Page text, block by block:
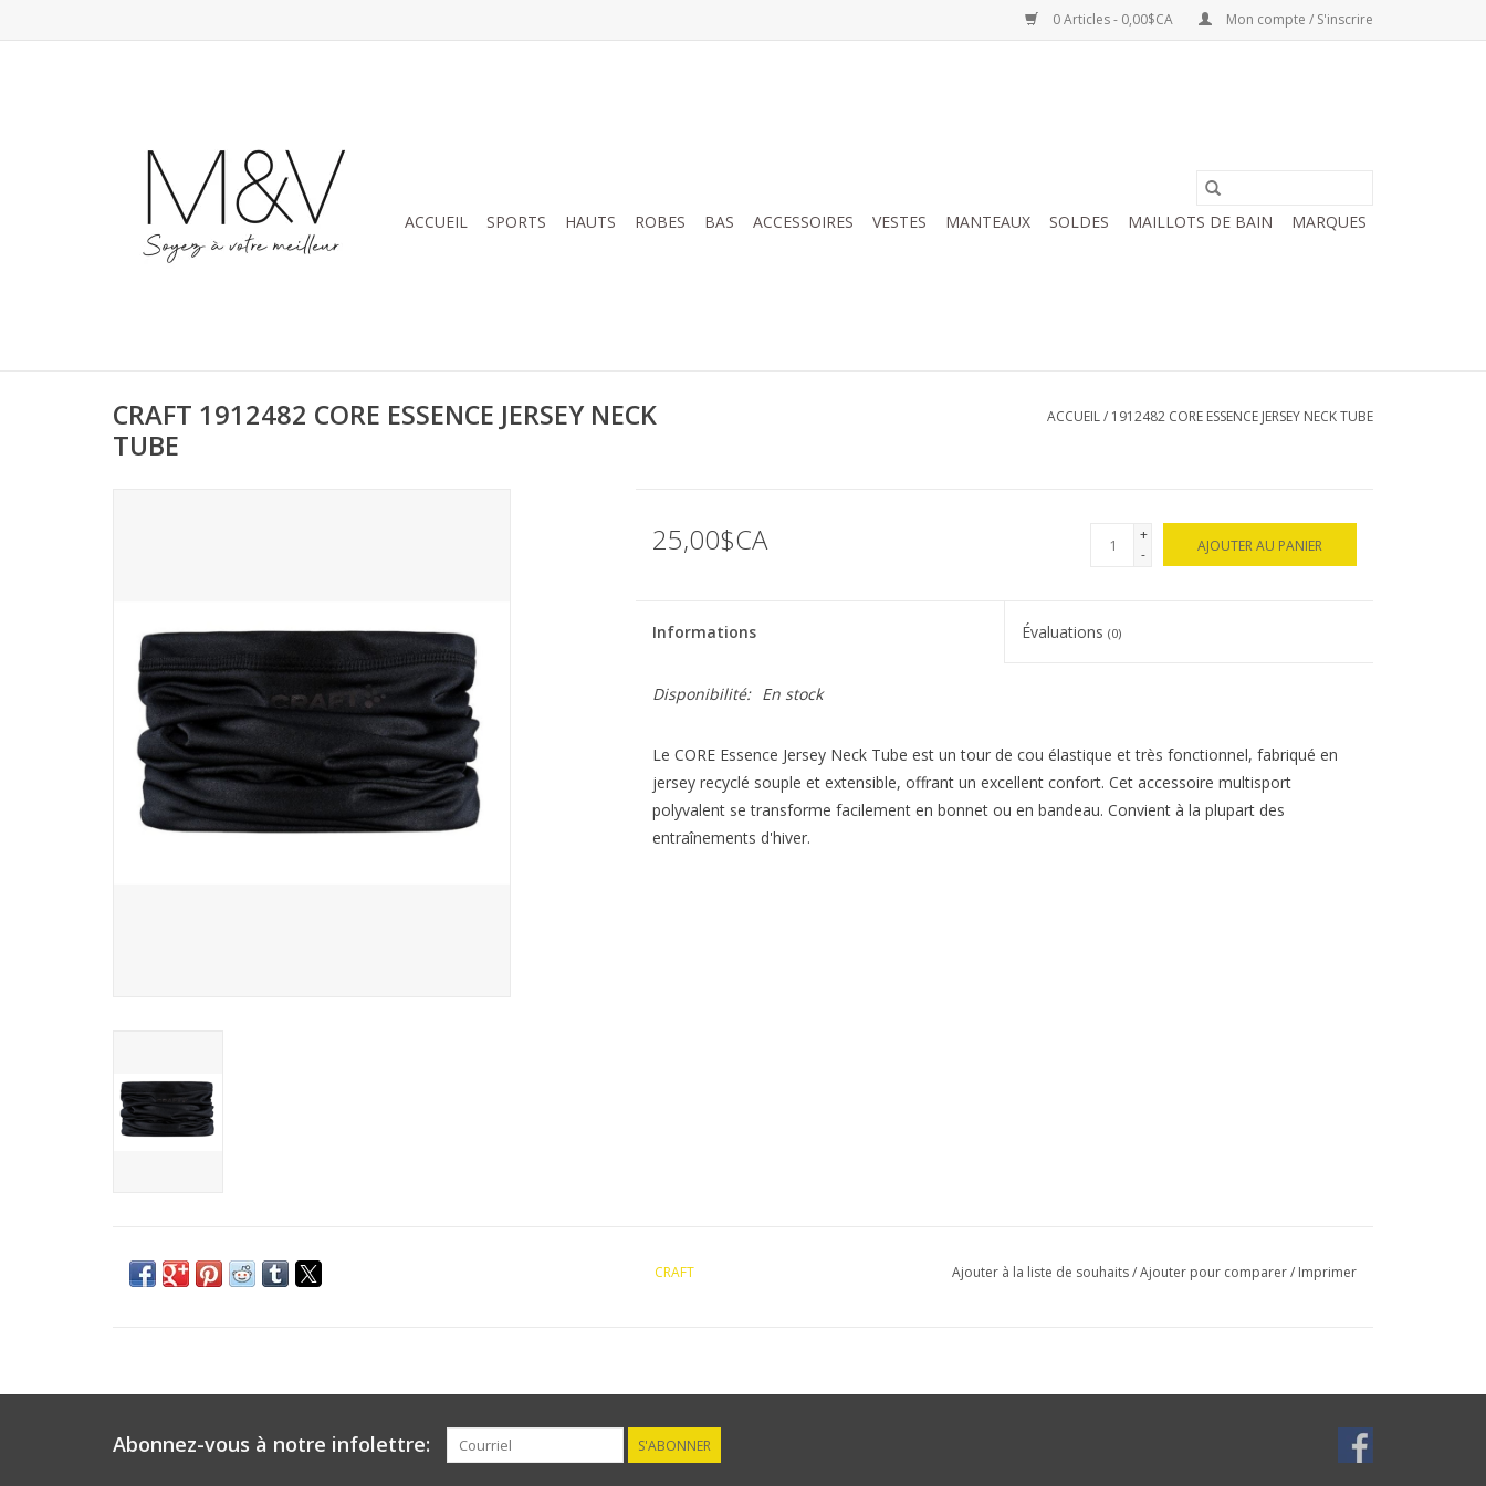
0 Articles - 0,00$CA Mon compte / S'inscrire
ACCUEIL SPORTS HAUTS ROBES BAS ACCESSOIRES VESTES MANTEAUX SOLDES MAILLOTS DE BAIN MARQUES
CRAFT 1912482 CORE ESSENCE JERSEY NECK
TUBE
ACCUEIL/ 1912482 CORE ESSENCE JERSEY NECK TUBE
25,00$CA
+
-
AJOUTER AU PANIER
Informations Évaluations(0)
Disponibilité: En stock
Le CORE Essence Jersey Neck Tube est un tour de cou élastique et très fonctionnel, fabriqué en
jersey recyclé souple et extensible, offrant un excellent confort. Cet accessoire multisport
polyvalent se transforme facilement en bonnet ou en bandeau. Convient à la plupart des
entraînements d'hiver.
CRAFT Ajouter à la liste de souhaits/Ajouter pour comparer/ Imprimer
Abonnez-vous à notre infolettre: S'ABONNER